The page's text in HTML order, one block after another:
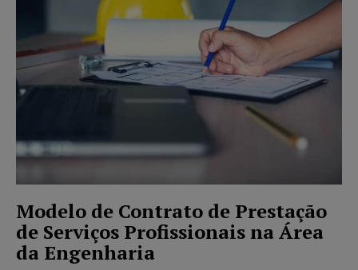
Modelo de Contrato de Prestação
de Serviços Profissionais na Área
da Engenharia